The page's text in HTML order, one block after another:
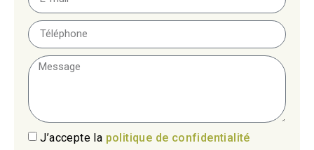
J’accepte la politique de confidentialité